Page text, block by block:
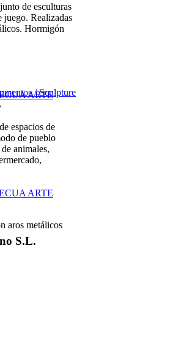
de esculturas
juego. Realizadas
Hormigón
/ Sculpture
,
ARTE
espacios de
de pueblo
animales,
ARTE
aros metálicos
S.L.